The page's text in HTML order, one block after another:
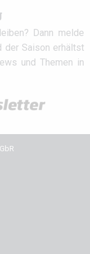
Dann melde
der Saison erhältst
und Themen in